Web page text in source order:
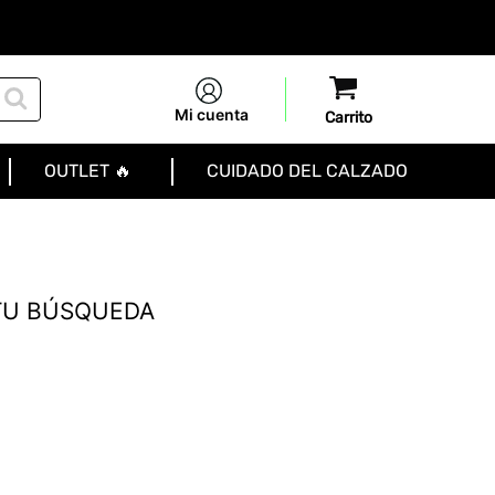
Mi cuenta
OUTLET 🔥 CUIDADO DEL CALZADO
BÚSQUEDA